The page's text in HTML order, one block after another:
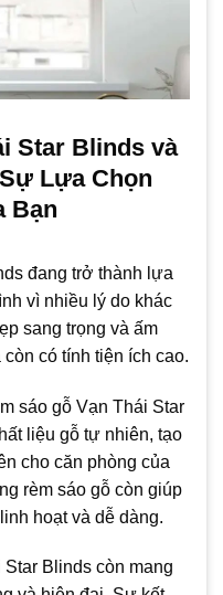
Star Blinds và
Lựa Chọn
Bạn
đang trở thành lựa
vì nhiều lý do khác
sang trọng và ấm
có tính tiện ích cao.
sáo gỗ Vạn Thái Star
liệu gỗ tự nhiên, tạo
cho căn phòng của
rèm sáo gỗ còn giúp
hoạt và dễ dàng.
Blinds còn mang